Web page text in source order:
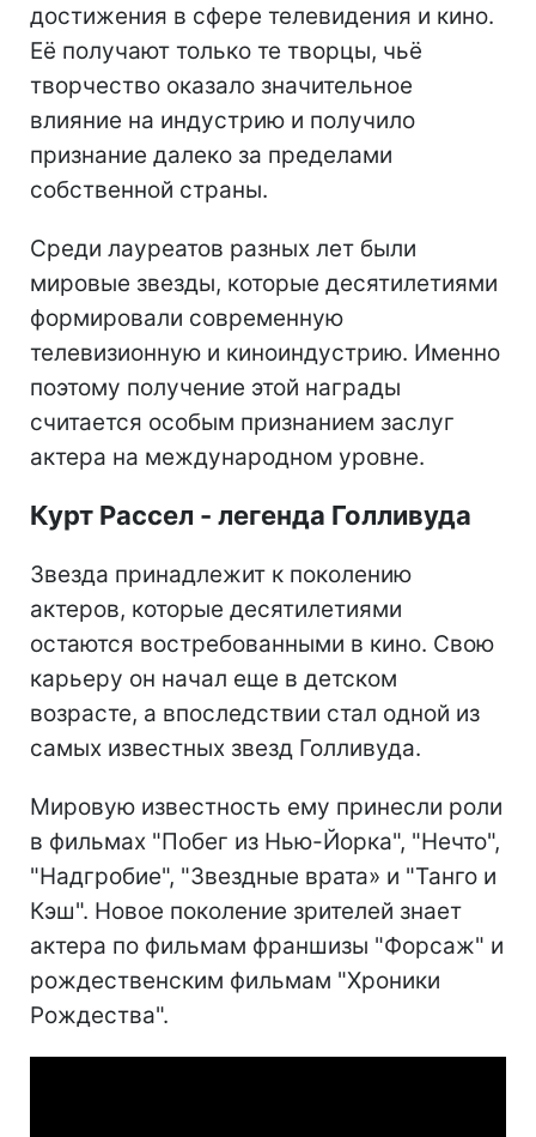
достижения в сфере телевидения и кино.
Её получают только те творцы, чьё
творчество оказало значительное
влияние на индустрию и получило
признание далеко за пределами
собственной страны.
Среди лауреатов разных лет были
мировые звезды, которые десятилетиями
формировали современную
телевизионную и киноиндустрию. Именно
поэтому получение этой награды
считается особым признанием заслуг
актера на международном уровне.
Курт Рассел - легенда Голливуда
Звезда принадлежит к поколению
актеров, которые десятилетиями
остаются востребованными в кино. Свою
карьеру он начал еще в детском
возрасте, а впоследствии стал одной из
самых известных звезд Голливуда.
Мировую известность ему принесли роли
в фильмах "Побег из Нью-Йорка", "Нечто",
"Надгробие", "Звездные врата» и "Танго и
Кэш". Новое поколение зрителей знает
актера по фильмам франшизы "Форсаж" и
рождественским фильмам "Хроники
Рождества".